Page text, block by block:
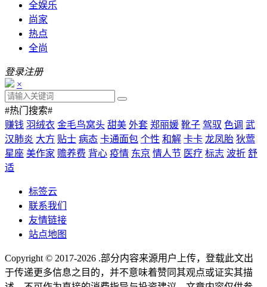
全娱乐
尚家
热点
全尚
登录注册
×
#热门搜索#
赚钱 羽绒衣 金毛鸟窝头 甜美 外套 郑丽媛 靴子 驾驭 色调 武
汉肺炎 大方 贴士 病态 卡通面包 个性 和解 卡卡 龙凤胎 狄莺
星座 美作家 赡养费 背心 疫情 东京 情人节 医疗 标志 波折 舒
适
标签云
联系我们
友情链接
站点地图
Copyright © 2017-2026 .部分内容来源用户上传，登载此文出
于传递更多信息之目的，并不意味着赞同其观点或证实其描